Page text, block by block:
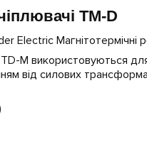
TM-D
TD-M використовуються
від силових